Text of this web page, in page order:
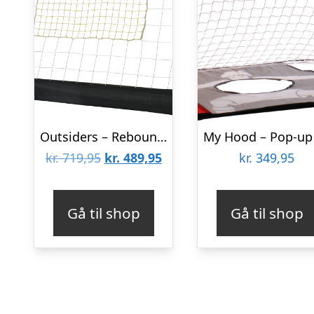
Outsiders – Rebounder League 182x120x60cm
kr.719,95 Den
var:
kr. 719,95.
kr. 489,95Den
kr. 489,95.
Gå til shop
kr. 349,95
Gå til shop